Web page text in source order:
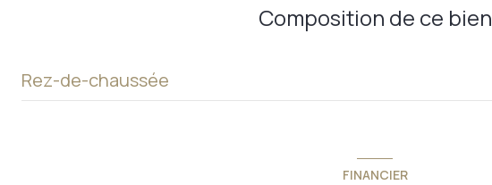
Composition de ce bien
Rez-de-chaussée
FINANCIER